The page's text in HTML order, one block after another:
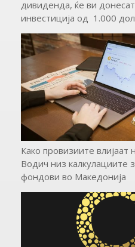
дивиденда, ќе ви
инвестиција од 1.000
Како провизиите
Водич низ калкулациите
фондови во Mакедонија